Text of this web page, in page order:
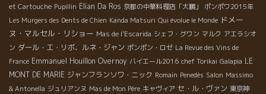
et Cartouche Pupillin Elian Da Ros 京都の中華料理店「大鵬」
ポンポワ2015年
Les Murgers des Dents de Chien Kanda Matsuri Qui évolue le Monde ドメー
ヌ・マルセル・リショー Mas de l'Escarida シェフ・グワン マルク アエラシオ
ン ダール・エ・リボ、ルネ・ジャン ポンポン・ロゼ La Revue des Vins de
France Emmanuel Houillon Overnoy バイエール2016 chef Torikai Galapia LE
MONT DE MARIE ジャンフランソワ・ニック Romain Penedès Salon Massimo
& Antonella ジュリアンヌ Mas de Mon Père キャヴィア セ・ル・ヴァン 東京神